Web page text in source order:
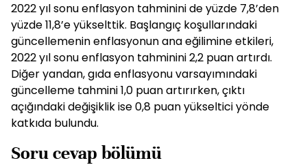
2022 yıl sonu enflasyon tahminini de yüzde 7,8’den
yüzde 11,8’e yükselttik. Başlangıç koşullarındaki
güncellemenin enflasyonun ana eğilimine etkileri,
2022 yıl sonu enflasyon tahminini 2,2 puan artırdı.
Diğer yandan, gıda enflasyonu varsayımındaki
güncelleme tahmini 1,0 puan artırırken, çıktı
açığındaki değişiklik ise 0,8 puan yükseltici yönde
katkıda bulundu.
Soru cevap bölümü